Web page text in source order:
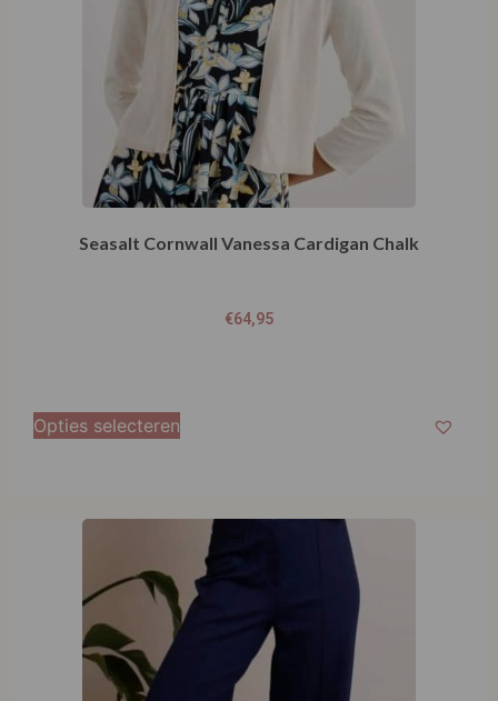
Seasalt Cornwall Vanessa Cardigan Chalk
€64,95
Opties selecteren